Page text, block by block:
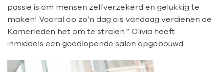
passie is om mensen zelfverzekerd en gelukkig te
maken! Vooral op zo’n dag als vandaag verdienen de
Kamerleden het om te stralen.” Olivia heeft
inmiddels een goedlopende salon opgebouwd.